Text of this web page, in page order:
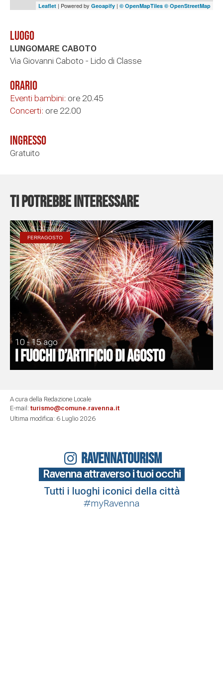
Leaflet | Powered by Geoapify | © OpenMapTiles © OpenStreetMap
Luogo
LUNGOMARE CABOTO
Via Giovanni Caboto - Lido di Classe
Orario
Eventi bambini: ore 20.45
Concerti: ore 22.00
Ingresso
Gratuito
Ti potrebbe interessare
FERRAGOSTO
10 - 15 ago
I Fuochi d’artificio di Agosto
A cura della Redazione Locale
E-mail: turismo@comune.ravenna.it
Ultima modifica: 6 Luglio 2026
RAVENNATOURISM
Ravenna attraverso i tuoi occhi
Tutti i luoghi iconici della città
#myRavenna